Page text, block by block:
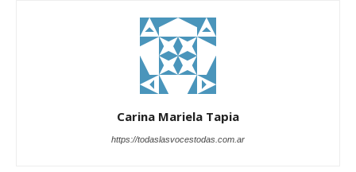
Carina Mariela Tapia
https://todaslasvocestodas.com.ar